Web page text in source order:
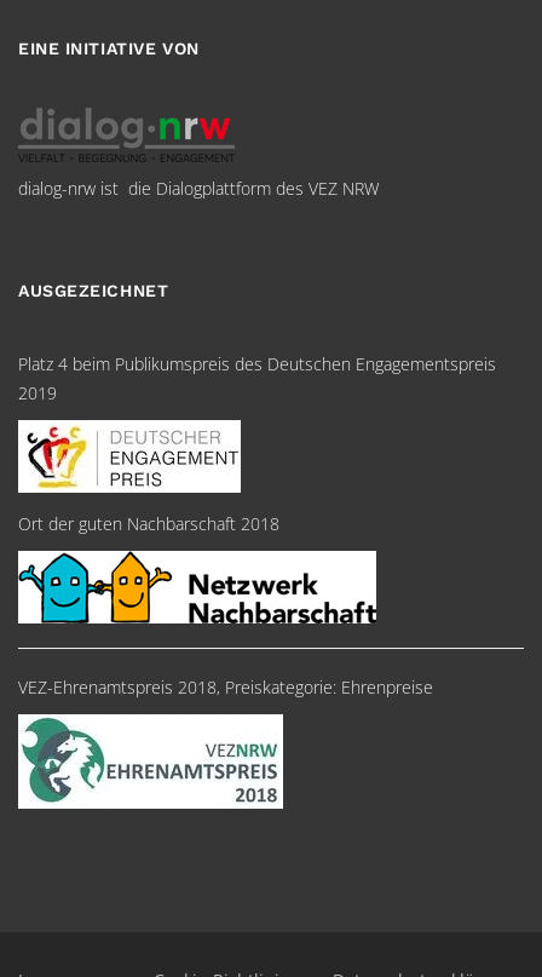
EINE INITIATIVE VON
dialog-nrw ist die Dialogplattform des VEZ NRW
AUSGEZEICHNET
Platz 4 beim Publikumspreis des Deutschen Engagementspreis
2019
Ort der guten Nachbarschaft 2018
VEZ-Ehrenamtspreis 2018, Preiskategorie: Ehrenpreise